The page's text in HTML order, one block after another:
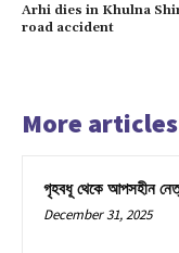
Arhi dies in Khulna
road accident
More articles
গৃহবধূ থেকে আপসহীন
December 31, 2025